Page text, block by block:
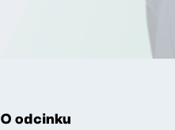
O odcinku